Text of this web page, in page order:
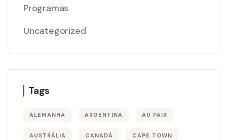
Programas
Uncategorized
Tags
ALEMANHA ARGENTINA AU PAIR
AUSTRÁLIA CANADÁ CAPE TOWN